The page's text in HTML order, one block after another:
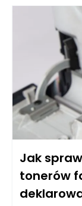
Kluczowym
przedsiębiorca
Jak
tonerów